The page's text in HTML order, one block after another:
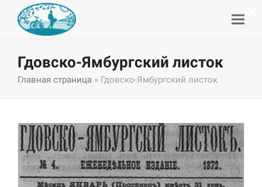
Гдовско-Ямбургский листок
Главная страница » Гдовско-Ямбургский листок